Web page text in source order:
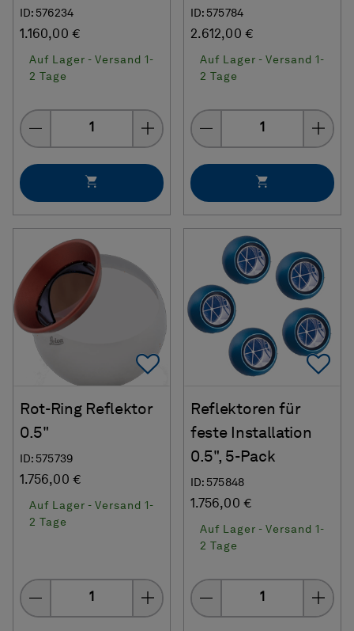
ID: 576234
1.160,00 €
Auf Lager - Versand 1-
2 Tage
ID: 575784
2.612,00 €
Auf Lager - Versand 1-
2 Tage
Add To Favorites
Rot-Ring Reflektor
0.5"
ID: 575739
1.756,00 €
Auf Lager - Versand 1-
2 Tage
Reflektoren für
feste Installation
0.5", 5-Pack
ID: 575848
1.756,00 €
Auf Lager - Versand 1-
2 Tage